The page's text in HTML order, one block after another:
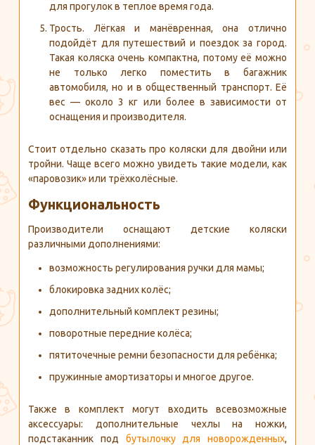
для прогулок в теплое время года.
Трость. Лёгкая и манёвренная, она отлично
подойдёт для путешествий и поездок за город.
Такая коляска очень компактна, потому её можно
не только легко поместить в багажник
автомобиля, но и в общественный транспорт. Её
вес — около 3 кг или более в зависимости от
оснащения и производителя.
Стоит отдельно сказать про коляски для двойни или
тройни. Чаще всего можно увидеть такие модели, как
«паровозик» или трёхколёсные.
Функциональность
Производители оснащают детские коляски
различными дополнениями:
возможность регулирования ручки для мамы;
блокировка задних колёс;
дополнительный комплект резины;
поворотные передние колёса;
пятиточечные ремни безопасности для ребёнка;
пружинные амортизаторы и многое другое.
Также в комплект могут входить всевозможные
аксессуары: дополнительные чехлы на ножки,
подстаканник под бутылочку для новорожденных,